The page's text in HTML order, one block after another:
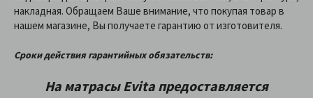
накладная. Обращаем Ваше внимание, что покупая товар в
нашем магазине, Вы получаете гарантию от изготовителя.
Сроки действия гарантийных обязательств:
На матрасы Evita предоставляетcя